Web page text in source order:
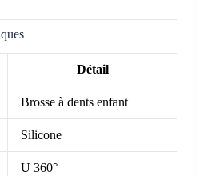
Détail
Brosse à dents enfant
Silicone
U 360°